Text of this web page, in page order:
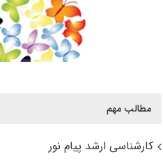
مطالب مهم
کارشناسی ارشد پیام نور